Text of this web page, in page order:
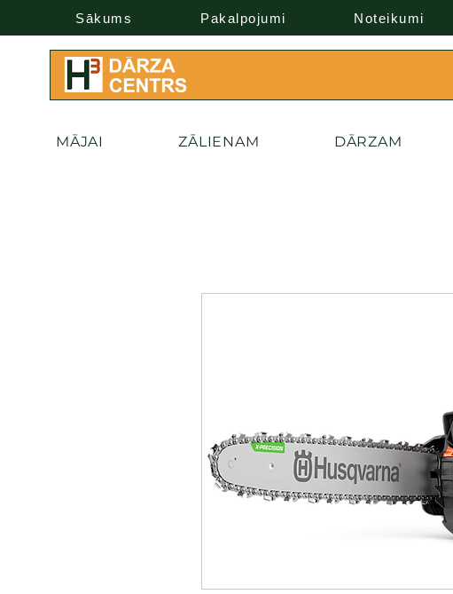
Sākums Pakalpojumi Noteikumi
MĀJAI ZĀLIENAM DĀRZAM